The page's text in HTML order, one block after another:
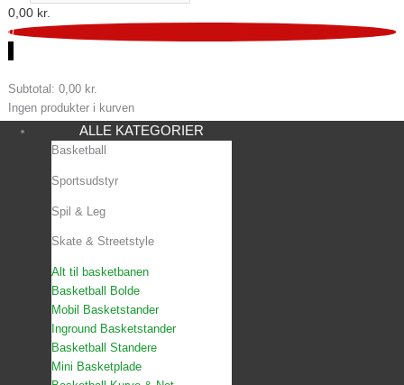
0,00 kr.
0
Subtotal: 0,00 kr.
Ingen produkter i kurven
ALLE KATEGORIER
Basketball
Sportsudstyr
Spil & Leg
Skate & Streetstyle
Alt til basketbanen
Basketball Bolde
Mobil Basketstander
Inground Basketstander
Basketball Standere
Mini Basketplade